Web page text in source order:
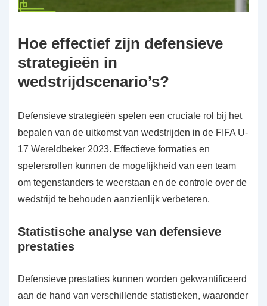
Hoe effectief zijn defensieve
strategieën in
wedstrijdscenario’s?
Defensieve strategieën spelen een cruciale rol bij het
bepalen van de uitkomst van wedstrijden in de FIFA U-
17 Wereldbeker 2023. Effectieve formaties en
spelersrollen kunnen de mogelijkheid van een team
om tegenstanders te weerstaan en de controle over de
wedstrijd te behouden aanzienlijk verbeteren.
Statistische analyse van defensieve
prestaties
Defensieve prestaties kunnen worden gekwantificeerd
aan de hand van verschillende statistieken, waaronder